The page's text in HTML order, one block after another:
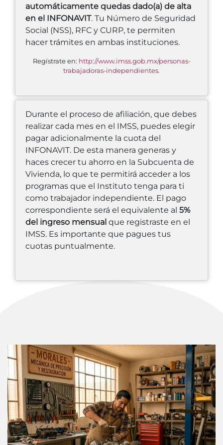
automáticamente quedas dado(a) de alta
en el INFONAVIT. Tu Número de Seguridad
Social (NSS), RFC y CURP, te permiten
hacer trámites en ambas instituciones.
Regístrate en: http://www.imss.gob.mx/personas-
trabajadoras-independientes.
Durante el proceso de afiliación, que debes
realizar cada mes en el IMSS, puedes elegir
pagar adicionalmente la cuota del
INFONAVIT. De esta manera generas y
haces crecer tu ahorro en la Subcuenta de
Vivienda, lo que te permitirá acceder a los
programas que el Instituto tenga para ti
como trabajador independiente. El pago
correspondiente será el equivalente al 5%
del ingreso mensual que registraste en el
IMSS. Es importante que pagues tus
cuotas puntualmente.